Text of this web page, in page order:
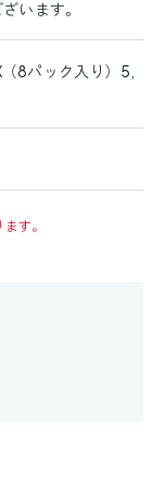
います。
8パック入り）5,
す。